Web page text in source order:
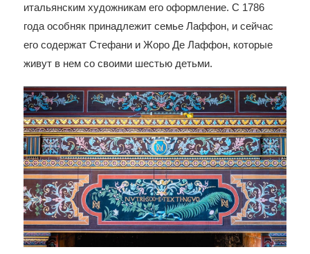
итальянским художникам его оформление. С 1786
года особняк принадлежит семье Лаффон, и сейчас
его содержат Стефани и Жоро Де Лаффон, которые
живут в нем со своими шестью детьми.